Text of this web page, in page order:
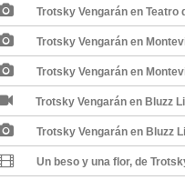
Trotsky Vengarán en Teatro
Trotsky Vengarán en
Trotsky Vengarán en
Trotsky Vengarán en Bluzz
Trotsky Vengarán en Bluzz
Un beso y una flor, de